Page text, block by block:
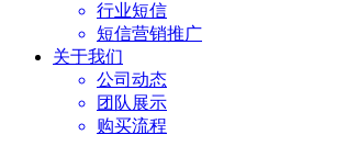
行业短信
短信营销推广
关于我们
公司动态
团队展示
购买流程